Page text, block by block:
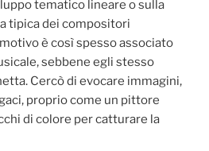
tematico lineare o sulla
tipica dei compositori
è così spesso associato
sebbene egli stesso
Cercò di evocare immagini,
proprio come un pittore
di colore per catturare la